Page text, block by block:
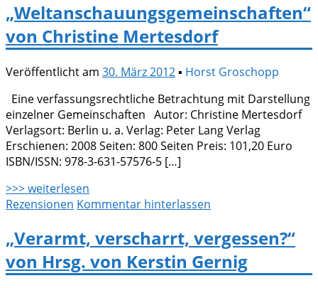
„Weltanschauungsgemeinschaften“
von Christine Mertesdorf
Veröffentlicht am 30. März 2012▪ Horst Groschopp
Eine verfassungsrechtliche Betrachtung mit Darstellung
einzelner Gemeinschaften Autor: Christine Mertesdorf
Verlagsort: Berlin u. a. Verlag: Peter Lang Verlag
Erschienen: 2008 Seiten: 800 Seiten Preis: 101,20 Euro
ISBN/ISSN: 978-3-631-57576-5 […]
>>> weiterlesen
Rezensionen Kommentar hinterlassen
„Verarmt, verscharrt, vergessen?“
von Hrsg. von Kerstin Gernig